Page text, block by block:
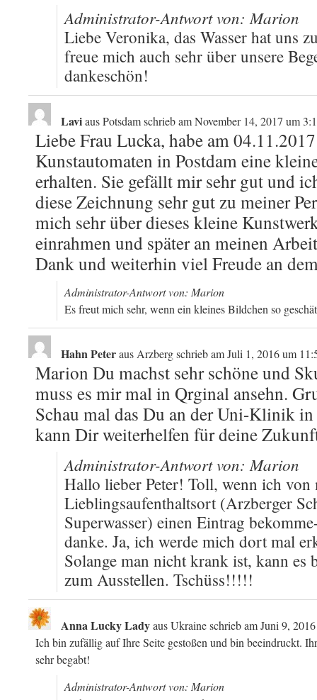
Administrator-Antwort von: Marion
Liebe Veronika, das Wasser hat uns
freue mich auch sehr über unsere
dankeschön!
LaviausPotsdamschrieb amNovember 14, 2017 um
Liebe Frau Lucka, habe am
Kunstautomaten in Postdam eine
erhalten. Sie gefällt mir sehr gut und
diese Zeichnung sehr gut zu meiner
mich sehr über dieses kleine
einrahmen und später an meinen
Dank und weiterhin viel Freude an
Administrator-Antwort von: Marion
Es freut mich sehr, wenn ein kleines Bildchen so
Hahn Peteraus Arzbergschrieb amJuli 1, 2016um
Marion Du machst sehr schöne und
muss es mir mal in Qrginal ansehn.
Schau mal das Du an der Uni-Klinik
kann Dir weiterhelfen für deine
Administrator-Antwort von: Marion
Hallo lieber Peter! Toll, wenn ich von
Lieblingsaufenthaltsort (Arzberger
Superwasser) einen Eintrag
danke. Ja, ich werde mich dort mal
Solange man nicht krank ist, kann es
zum Ausstellen. Tschüss!!!!!
Anna Lucky LadyausUkraineschrieb amJuni 9, 2016
Ich bin zufällig auf Ihre Seite gestoßen und bin beeindruckt.
sehr begabt!
Administrator-Antwort von: Marion